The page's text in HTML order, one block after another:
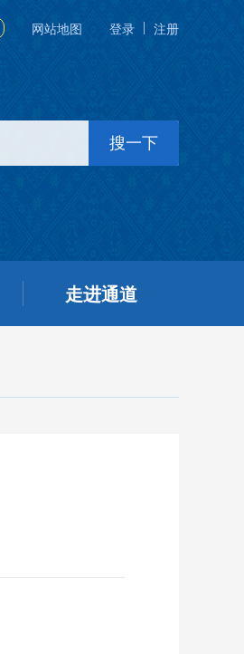
网站地图 登录 注册
走进通道